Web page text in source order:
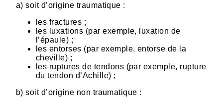
a) soit d’origine traumatique :
les fractures ;
les luxations (par exemple, luxation de
l’épaule) ;
les entorses (par exemple, entorse de la
cheville) ;
les ruptures de tendons (par exemple, rupture
du tendon d’Achille) ;
b) soit d’origine non traumatique :